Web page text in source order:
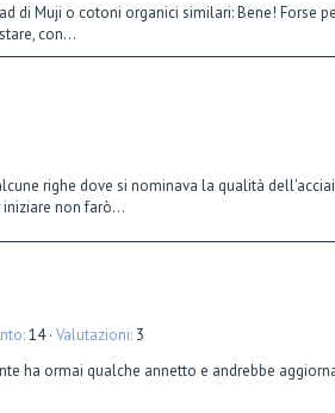
Muji o cotoni organici similari: Bene! Forse
con...
righe dove si nominava la qualità
non farò...
14 Valutazioni 3
ha ormai qualche annetto e andrebbe